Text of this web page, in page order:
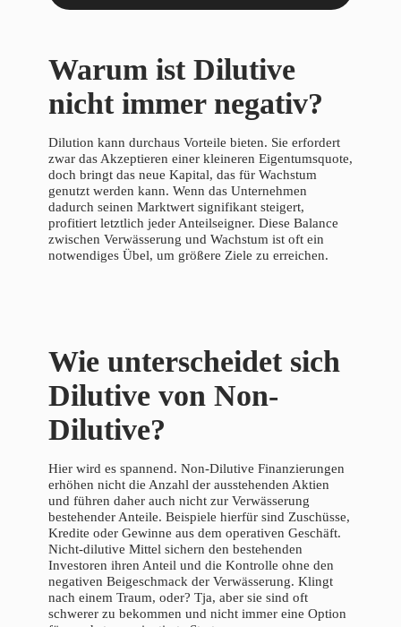
Warum ist Dilutive
nicht immer negativ?
Dilution kann durchaus Vorteile bieten. Sie erfordert
zwar das Akzeptieren einer kleineren Eigentumsquote,
doch bringt das neue Kapital, das für Wachstum
genutzt werden kann. Wenn das Unternehmen
dadurch seinen Marktwert signifikant steigert,
profitiert letztlich jeder Anteilseigner. Diese Balance
zwischen Verwässerung und Wachstum ist oft ein
notwendiges Übel, um größere Ziele zu erreichen.
Wie unterscheidet sich
Dilutive von Non-
Dilutive?
Hier wird es spannend. Non-Dilutive Finanzierungen
erhöhen nicht die Anzahl der ausstehenden Aktien
und führen daher auch nicht zur Verwässerung
bestehender Anteile. Beispiele hierfür sind Zuschüsse,
Kredite oder Gewinne aus dem operativen Geschäft.
Nicht-dilutive Mittel sichern den bestehenden
Investoren ihren Anteil und die Kontrolle ohne den
negativen Beigeschmack der Verwässerung. Klingt
nach einem Traum, oder? Tja, aber sie sind oft
schwerer zu bekommen und nicht immer eine Option